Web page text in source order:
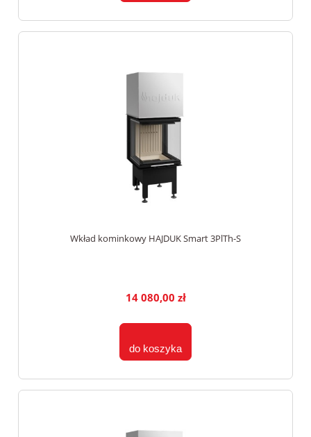
Wkład kominkowy HAJDUK Smart 3PlTh-S
14 080,00 zł
do koszyka